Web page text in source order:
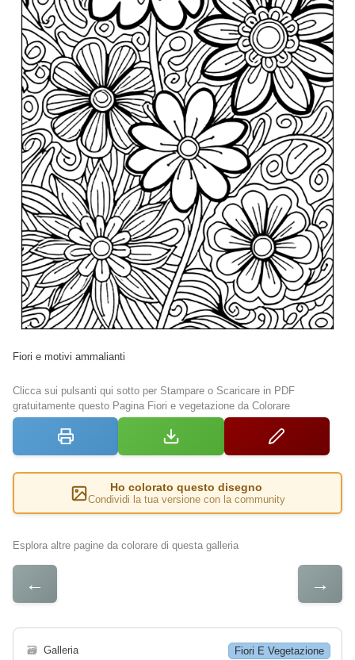
Fiori e motivi ammalianti
Clicca sui pulsanti qui sotto per Stampare o Scaricare in PDF
gratuitamente questo Pagina Fiori e vegetazione da Colorare
Ho colorato questo disegno
Condividi la tua versione con la community
Esplora altre pagine da colorare di questa galleria
← →
🗃 Galleria Fiori E Vegetazione